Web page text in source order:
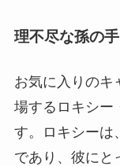
理不尽な孫の
お気に入りのキ
場するロキシー
す。ロキシーは
であり、彼にと